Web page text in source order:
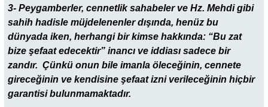
3- Peygamberler, cennetlik sahabeler ve Hz. Mehdi gibi
sahih hadisle müjdelenenler dışında, henüz bu
dünyada iken, herhangi bir kimse hakkında: “Bu zat
bize şefaat edecektir” inancı ve iddiası sadece bir
zandır. Çünkü onun bile imanla öleceğinin, cennete
gireceğinin ve kendisine şefaat izni verileceğinin hiçbir
garantisi bulunmamaktadır.